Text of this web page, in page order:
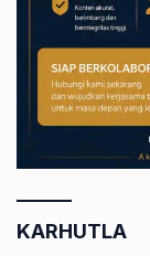
KARHUTLA